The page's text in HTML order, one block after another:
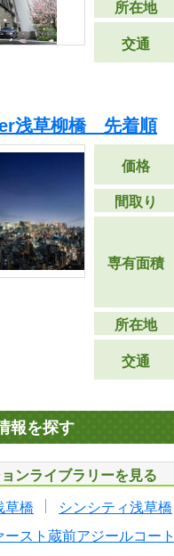
所在地
交通
浅草柳橋 先着順
価格
間取り
専有面積
所在地
交通
報を探す
ンライブラリーを見る
草橋 シンシティ浅草橋
ースト蔵前アジールコート